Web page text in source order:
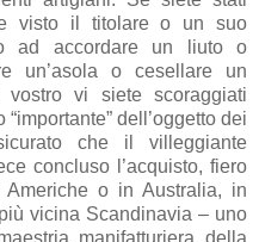
visto il titolare o un suo
ad accordare un liuto o
un’asola o cesellare un
vi siete scoraggiati
dell’oggetto dei
che il villeggiante
concluso l’acquisto, fiero
o in Australia, in
vicina Scandinavia – uno
manifatturiera della